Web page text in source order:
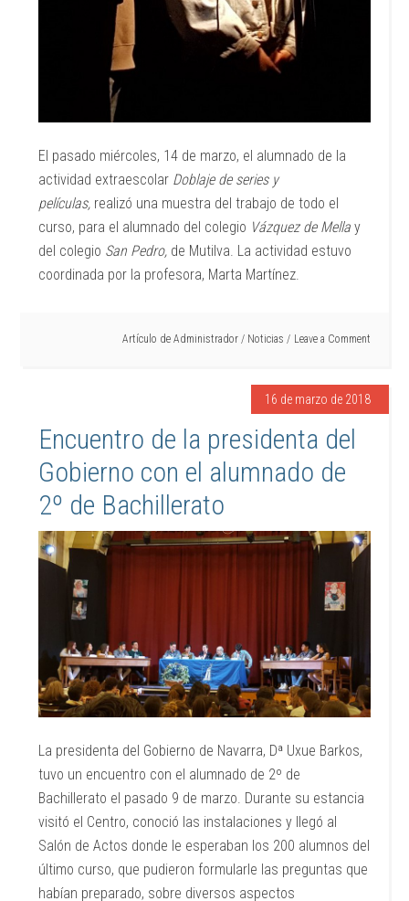
El pasado miércoles, 14 de marzo, el alumnado de la
actividad extraescolar Doblaje de series y
películas, realizó una muestra del trabajo de todo el
curso, para el alumnado del colegio Vázquez de Mellay
del colegio San Pedro, de Mutilva. La actividad estuvo
coordinada por la profesora, Marta Martínez.
Artículo de Administrador / Noticias Leave a Comment
16 de marzo de 2018
Encuentro de la presidenta del
Gobierno con el alumnado de
2º de Bachillerato
La presidenta del Gobierno de Navarra, Dª Uxue Barkos,
tuvo un encuentro con el alumnado de 2º de
Bachillerato el pasado 9 de marzo. Durante su estancia
visitó el Centro, conoció las instalaciones y llegó al
Salón de Actos donde le esperaban los 200 alumnos del
último curso, que pudieron formularle las preguntas que
habían preparado, sobre diversos aspectos